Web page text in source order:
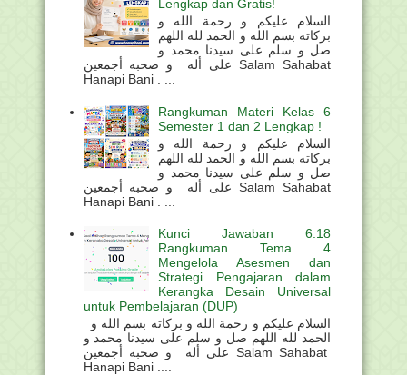
Lengkap dan Gratis!
السلام عليكم و رحمة الله و
بركاته بسم الله و الحمد لله اللهم
صل و سلم على سيدنا محمد و
على أله و صحبه أجمعين Salam Sahabat
Hanapi Bani . ...
Rangkuman Materi Kelas 6
Semester 1 dan 2 Lengkap !
السلام عليكم و رحمة الله و
بركاته بسم الله و الحمد لله اللهم
صل و سلم على سيدنا محمد و
على أله و صحبه أجمعين Salam Sahabat
Hanapi Bani . ...
Kunci Jawaban 6.18
Rangkuman Tema 4
Mengelola Asesmen dan
Strategi Pengajaran dalam
Kerangka Desain Universal
untuk Pembelajaran (DUP)
الحمد لله اللهم صل و سلم على سيدنا محمد و
على أله و صحبه أجمعين Salam Sahabat
Hanapi Bani ....